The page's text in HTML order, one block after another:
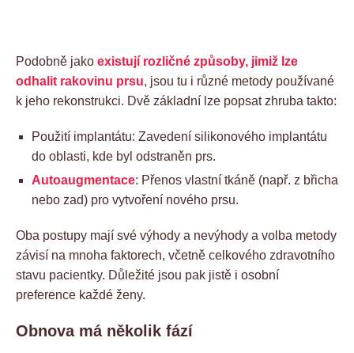
Podobně jako existují rozličné způsoby, jimiž lze
odhalit rakovinu prsu, jsou tu i různé metody používané
k jeho rekonstrukci. Dvě základní lze popsat zhruba takto:
Použití implantátu: Zavedení silikonového implantátu
do oblasti, kde byl odstraněn prs.
Autoaugmentace: Přenos vlastní tkáně (např. z břicha
nebo zad) pro vytvoření nového prsu.
Oba postupy mají své výhody a nevýhody a volba metody
závisí na mnoha faktorech, včetně celkového zdravotního
stavu pacientky. Důležité jsou pak jistě i osobní
preference každé ženy.
Obnova má několik fází